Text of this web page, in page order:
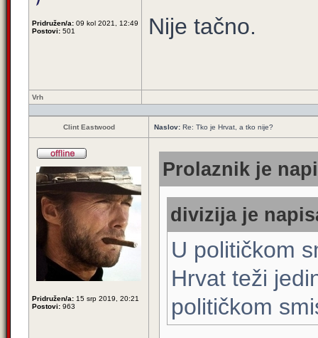
Pridružen/a: 09 kol 2021, 12:49
Postovi: 501 Nije tačno.
Vrh
Clint Eastwood Naslov: Re: Tko je Hrvat, a tko nije?
Pridružen/a: 15 srp 2019, 20:21
Postovi: 963
Prolaznik je
divizija je
U političkom
Hrvat teži
političkom